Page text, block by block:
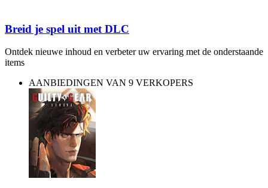
Breid je spel uit met DLC
Ontdek nieuwe inhoud en verbeter uw ervaring met de onderstaande
items
AANBIEDINGEN VAN 9 VERKOPERS